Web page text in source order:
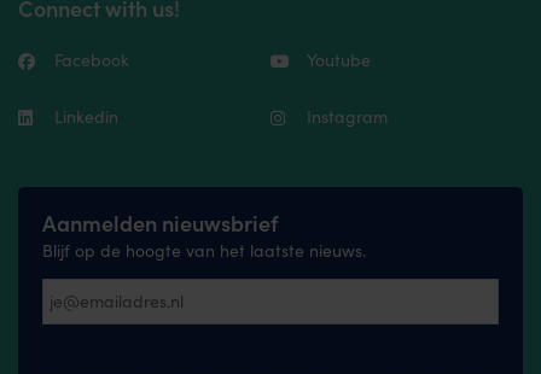
Connect with us!
Facebook Youtube
Linkedin Instagram
Aanmelden nieuwsbrief
Blijf op de hoogte van het laatste nieuws.